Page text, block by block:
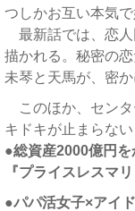
つしかお互い本気
最新話では、恋人
描かれる。秘密の
未琴と天馬が、密
このほか、センタ
キドキが止まらない
●総資産2000億円
『プライスレスマ
●パパ活女子×アイ